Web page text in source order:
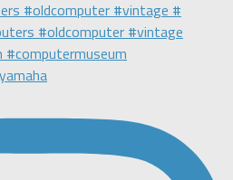
#oldcomputer #vintage #